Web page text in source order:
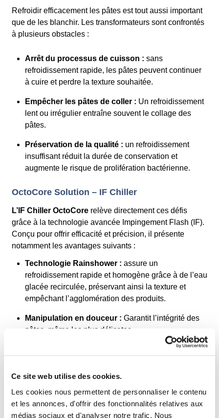
Ce site web utilise des cookies.
Les cookies nous permettent de personnaliser le contenu
et les annonces, d'offrir des fonctionnalités relatives aux
médias sociaux et d'analyser notre trafic. Nous
Refroidir efficacement les pâtes est tout aussi important
que de les blanchir. Les transformateurs sont confrontés
à plusieurs obstacles :
Arrêt du processus de cuisson : sans
refroidissement rapide, les pâtes peuvent continuer
à cuire et perdre la texture souhaitée.
Empêcher les pâtes de coller : Un refroidissement
lent ou irrégulier entraîne souvent le collage des
pâtes.
Préservation de la qualité : un refroidissement
insuffisant réduit la durée de conservation et
augmente le risque de prolifération bactérienne.
OctoCore Solution – IF Chiller
L’IF Chiller OctoCore relève directement ces défis
grâce à la technologie avancée Impingement Flash (IF).
Conçu pour offrir efficacité et précision, il présente
notamment les avantages suivants :
Technologie Rainshower : assure un
refroidissement rapide et homogène grâce à de l’eau
glacée recirculée, préservant ainsi la texture et
empêchant l’agglomération des produits.
Manipulation en douceur : Garantit l’intégrité des
pâtes, même les plus délicates.
Maintient la température du
normes de sécurité optimales.
En savoir plus sur le refroidisseur IF